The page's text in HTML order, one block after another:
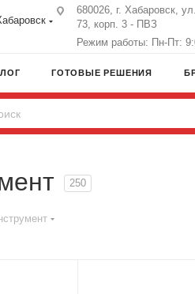
680026, г. Хабаровск,
73, корп. 3 - ПВЗ
Режим работы: Пн-Пт:
ГОТОВЫЕ РЕШЕНИЯ
250